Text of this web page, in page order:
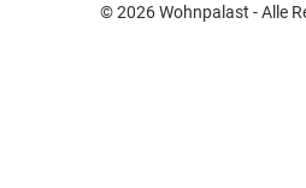
© 2026 Wohnpalast - Alle